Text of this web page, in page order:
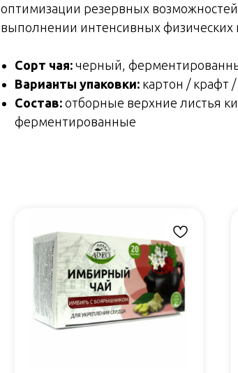
оптимизации резервных
выполнении интенсивных физических
Сорт чая: черный,
Варианты упаковки: картон / крафт /
Состав: отборные верхние листья
ферментированные